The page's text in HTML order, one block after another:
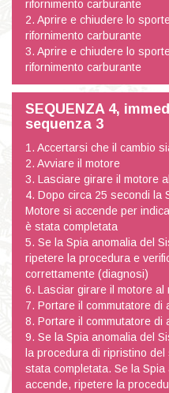
rifornimento carburante
2. Aprire e chiudere lo
rifornimento carburante
3. Aprire e chiudere lo
rifornimento carburante
SEQUENZA 4,
sequenza 3
1. Accertarsi che il cambio
2. Avviare il motore
3. Lasciare girare il motore
4. Dopo circa 25 secondi la
Motore si accende per
è stata completata
5. Se la Spia anomalia del
ripetere la procedura e
correttamente (diagnosi)
6. Lasciar girare il motore al
7. Portare il commutatore di
8. Portare il commutatore di
9. Se la Spia anomalia del
la procedura di ripristino
stata completata. Se la
accende, ripetere la